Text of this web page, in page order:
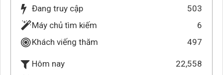
Đang truy cập
503
Máy chủ tìm kiếm
6
Khách viếng thăm
497
Hôm nay
22,558